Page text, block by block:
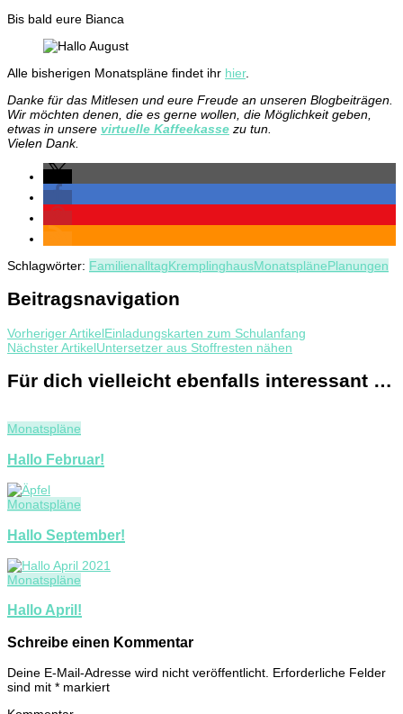
Bis bald eure Bianca
Alle bisherigen Monatspläne findet ihr hier.
Danke für das Mitlesen und eure Freude an unseren Blogbeiträgen.
Wir möchten denen, die es gerne wollen, die Möglichkeit geben,
etwas in unsere virtuelle Kaffeekasse zu tun.
Vielen Dank.
Schlagwörter: FamilienalltagKremplinghausMonatsplänePlanungen
Beitragsnavigation
Vorheriger ArtikelEinladungskarten zum Schulanfang
Nächster ArtikelUntersetzer aus Stoffresten nähen
Für dich vielleicht ebenfalls interessant …
Monatspläne
Hallo Februar!
Monatspläne
Hallo September!
Monatspläne
Hallo April!
Schreibe einen Kommentar
Deine E-Mail-Adresse wird nicht veröffentlicht. Erforderliche Felder
sind mit * markiert